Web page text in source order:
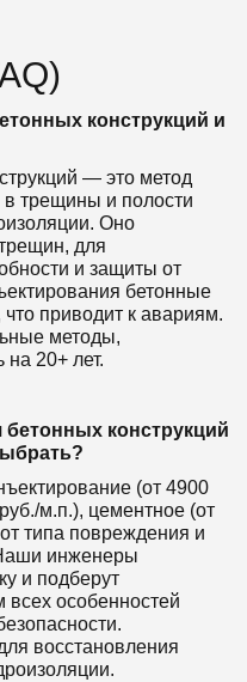
конструкций и
— это метод
в трещины и полости
Оно
для
и защиты от
бетонные
что приводит к авариям.
методы,
20+ лет.
конструкций
(от 4900
м.п.), цементное (от
типа повреждения и
инженеры
и подберут
особенностей
восстановления